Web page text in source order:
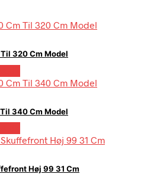
320 Cm Model
340 Cm Model
Høj 99 31 Cm